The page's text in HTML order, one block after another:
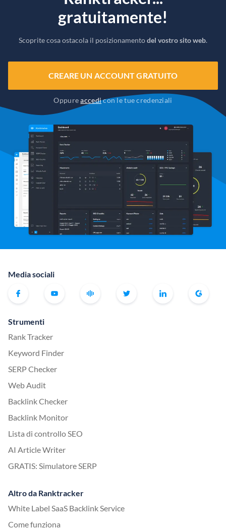
gratuitamente!
Scoprite cosa ostacola il posizionamentodel vostro sito web.
CREARE UN ACCOUNT GRATUITO
Oppureaccedicon le tue credenziali
Media sociali
Strumenti
Rank Tracker
Keyword Finder
SERP Checker
Web Audit
Backlink Checker
Backlink Monitor
Lista di controllo SEO
AI Article Writer
GRATIS: Simulatore SERP
Altro da Ranktracker
White Label SaaS Backlink Service
Come funziona